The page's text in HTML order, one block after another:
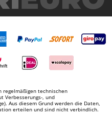
regelmäßigen technischen
Verbesserungs-, und
Aus diesem Grund werden die Daten,
erteilen und sind nicht verbindlich.